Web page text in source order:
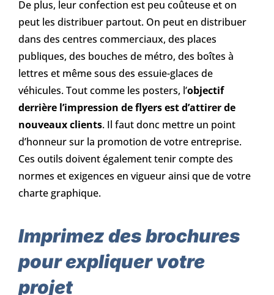
De plus, leur confection est peu coûteuse et on
peut les distribuer partout. On peut en distribuer
dans des centres commerciaux, des places
publiques, des bouches de métro, des boîtes à
lettres et même sous des essuie-glaces de
véhicules. Tout comme les posters, l’objectif
derrière l’impression de flyers est d’attirer de
nouveaux clients. Il faut donc mettre un point
d’honneur sur la promotion de votre entreprise.
Ces outils doivent également tenir compte des
normes et exigences en vigueur ainsi que de votre
charte graphique.
Imprimez des brochures
pour expliquer votre
projet